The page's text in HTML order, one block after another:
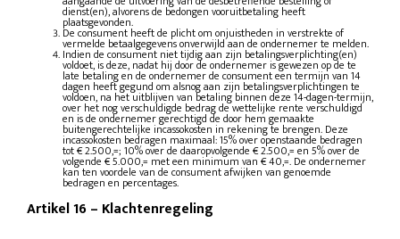
dienst(en), alvorens de bedongen vooruitbetaling heeft
plaatsgevonden.
De consument heeft de plicht om onjuistheden in verstrekte of
vermelde betaalgegevens onverwijld aan de ondernemer te melden.
Indien de consument niet tijdig aan zijn betalingsverplichting(en)
voldoet, is deze, nadat hij door de ondernemer is gewezen op de te
late betaling en de ondernemer de consument een termijn van 14
dagen heeft gegund om alsnog aan zijn betalingsverplichtingen te
voldoen, na het uitblijven van betaling binnen deze 14-dagen-termijn,
over het nog verschuldigde bedrag de wettelijke rente verschuldigd
en is de ondernemer gerechtigd de door hem gemaakte
buitengerechtelijke incassokosten in rekening te brengen. Deze
incassokosten bedragen maximaal: 15% over openstaande bedragen
tot € 2.500,=; 10% over de daaropvolgende € 2.500,= en 5% over de
volgende € 5.000,= met een minimum van € 40,=. De ondernemer
kan ten voordele van de consument afwijken van genoemde
bedragen en percentages.
Artikel 16– Klachtenregeling